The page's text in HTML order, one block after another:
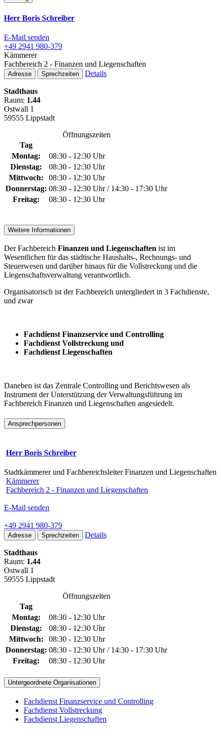
Herr Boris Schreiber
E-Mail senden
+49 2941 980-379
Kämmerer
Fachbereich 2 - Finanzen und Liegenschaften
Adresse Sprechzeiten Details
Stadthaus
Raum: 1.44
Ostwall 1
59555 Lippstadt
Öffnungszeiten
Tag
Montag:
08:30 - 12:30 Uhr
Dienstag:
08:30 - 12:30 Uhr
Mittwoch:
08:30 - 12:30 Uhr
Donnerstag: 08:30 - 12:30 Uhr / 14:30 - 17:30 Uhr
Freitag:
08:30 - 12:30 Uhr
Weitere Informationen
Der Fachbereich Finanzen und Liegenschaften ist im
Wesentlichen für das städtische Haushalts-, Rechnungs- und
Steuerwesen und darüber hinaus für die Vollstreckung und die
Liegenschaftsverwaltung verantwortlich.
Organisatorisch ist der Fachbereich untergliedert in 3 Fachdienste,
und zwar
Fachdienst Finanzservice und Controlling
Fachdienst Vollstreckung und
Fachdienst Liegenschaften
Daneben ist das Zentrale Controlling und Berichtswesen als
Instrument der Unterstützung der Verwaltungsführung im
Fachbereich Finanzen und Liegenschaften angesiedelt.
Ansprechpersonen
Herr Boris Schreiber
Stadtkämmerer und Fachbereichsleiter Finanzen und Liegenschaften
Kämmerer
Fachbereich 2 - Finanzen und Liegenschaften
E-Mail senden
+49 2941 980-379
Adresse Sprechzeiten Details
Stadthaus
Raum: 1.44
Ostwall 1
59555 Lippstadt
Öffnungszeiten
Tag
Montag:
08:30 - 12:30 Uhr
Dienstag:
08:30 - 12:30 Uhr
Mittwoch:
08:30 - 12:30 Uhr
Donnerstag: 08:30 - 12:30 Uhr / 14:30 - 17:30 Uhr
Freitag:
08:30 - 12:30 Uhr
Untergeordnete Organisationen
Fachdienst Finanzservice und Controlling
Fachdienst Vollstreckung
Fachdienst Liegenschaften